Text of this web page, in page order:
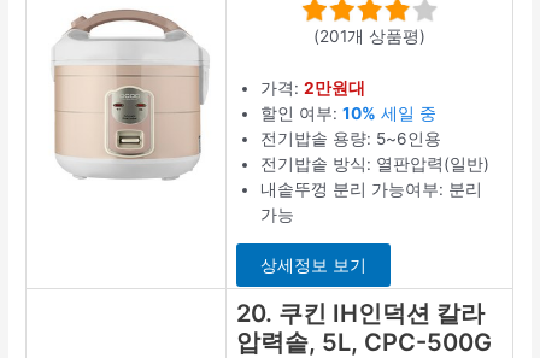
(201개 상품평)
가격:2만원대
할인 여부:10% 세일 중
전기밥솥 용량: 5~6인용
전기밥솥 방식: 열판압력(일반)
내솥뚜껑 분리 가능여부: 분리
가능
상세정보 보기
20. 쿠킨 IH인덕션 칼라
압력솥, 5L, CPC-500G